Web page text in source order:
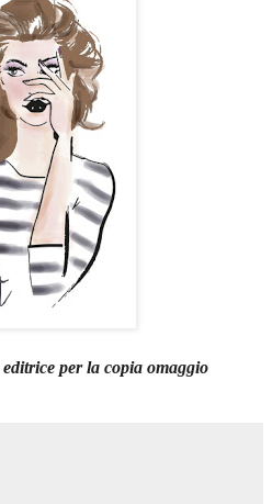
per la copia omaggio